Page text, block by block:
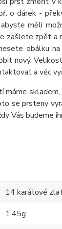
o dárek -
měli
zašlete zpět
obálku
nový.
a věc
máme
se prsteny
Vás budeme
14 karátové
1.45g